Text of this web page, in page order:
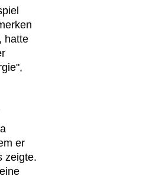
hatte
er
zeigte.